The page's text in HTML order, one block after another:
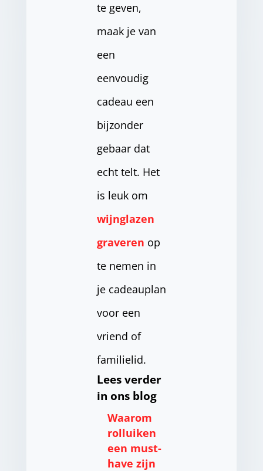
te geven,
maak je van
een
eenvoudig
cadeau een
bijzonder
gebaar dat
echt telt. Het
is leuk om
wijnglazen
graveren op
te nemen in
je cadeauplan
voor een
vriend of
familielid.
Lees verder
in ons blog
Waarom
rolluiken
een must-
have zijn